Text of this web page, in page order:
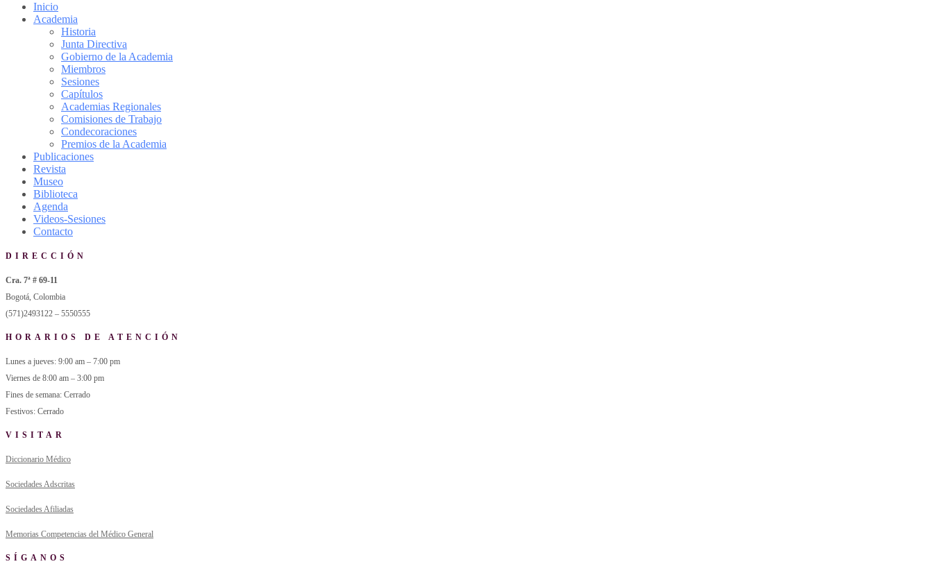
Inicio
Academia
Historia
Junta Directiva
Gobierno de la Academia
Miembros
Sesiones
Capítulos
Academias Regionales
Comisiones de Trabajo
Condecoraciones
Premios de la Academia
Publicaciones
Revista
Museo
Biblioteca
Agenda
Videos-Sesiones
Contacto
DIRECCIÓN
Cra. 7ª # 69-11
Bogotá, Colombia
(571)2493122 – 5550555
HORARIOS DE ATENCIÓN
Lunes a jueves: 9:00 am – 7:00 pm
Viernes de 8:00 am – 3:00 pm
Fines de semana: Cerrado
Festivos: Cerrado
VISITAR
Diccionario Médico
Sociedades Adscritas
Sociedades Afiliadas
Memorias Competencias del Médico General
SÍGANOS